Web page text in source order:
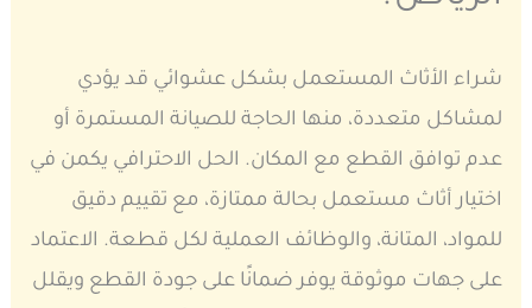
شراء الأثاث المستعمل بشكل عشوائي قد يؤدي
لمشاكل متعددة، منها الحاجة للصيانة المستمرة أو
عدم توافق القطع مع المكان. الحل الاحترافي يكمن في
اختيار أثاث مستعمل بحالة ممتازة، مع تقييم دقيق
للمواد، المتانة، والوظائف العملية لكل قطعة. الاعتماد
على جهات موثوقة يوفر ضمانًا على جودة القطع ويقلل